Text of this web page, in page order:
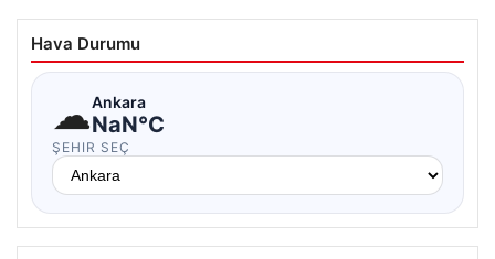
Hava Durumu
☁Ankara
NaN°C
ŞEHIR SEÇ